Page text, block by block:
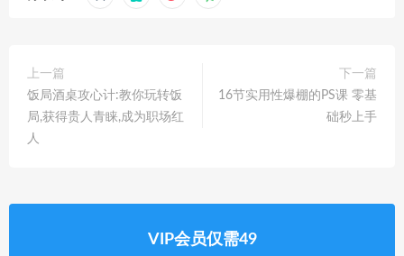
上一篇
饭局酒桌攻心计:教你玩转饭
局,获得贵人青睐,成为职场红
人
下一篇
16节实用性爆棚的PS课 零基
础秒上手
VIP会员仅需49